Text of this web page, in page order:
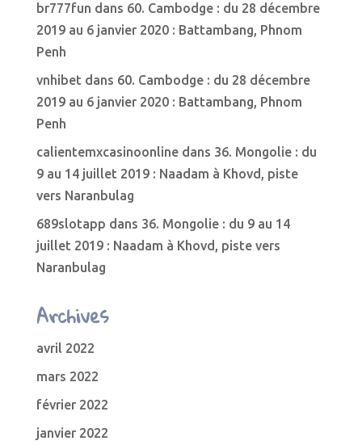
br777fun dans 60. Cambodge : du 28 décembre
2019 au 6 janvier 2020 : Battambang, Phnom
Penh
vnhibet dans 60. Cambodge : du 28 décembre
2019 au 6 janvier 2020 : Battambang, Phnom
Penh
calientemxcasinoonlinedans 36. Mongolie : du
9 au 14 juillet 2019 : Naadam à Khovd, piste
vers Naranbulag
689slotapp dans 36. Mongolie : du 9 au 14
juillet 2019 : Naadam à Khovd, piste vers
Naranbulag
Archives
avril 2022
mars 2022
février 2022
janvier 2022